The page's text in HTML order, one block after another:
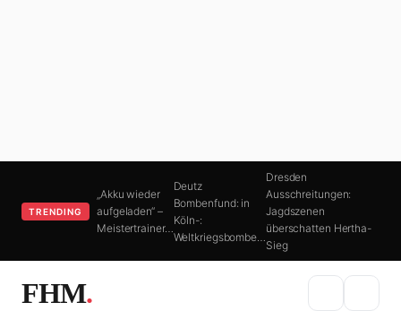
TRENDING
„Akku wieder
aufgeladen“ –
Meistertrainer…
Deutz
Bombenfund: in
Köln-:
Weltkriegsbombe…
Dresden
Ausschreitungen:
Jagdszenen
überschatten Hertha-
Sieg
FHM.